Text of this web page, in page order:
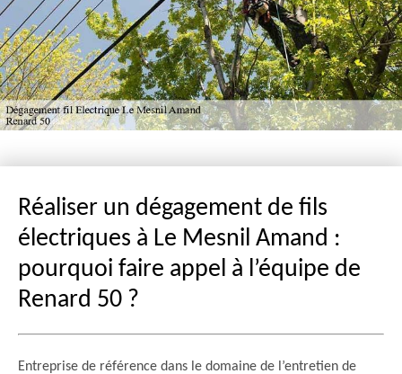
Réaliser un dégagement de fils
électriques à Le Mesnil Amand :
pourquoi faire appel à l’équipe de
Renard 50 ?
Entreprise de référence dans le domaine de l’entretien de